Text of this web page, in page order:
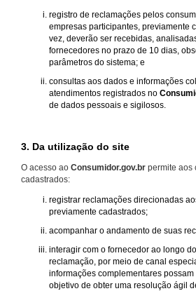
registro de reclamações pelos
empresas participantes, previamente
vez, deverão ser recebidas,
fornecedores no prazo de 10 dias,
parâmetros do sistema; e
consultas aos dados e informações
atendimentos registrados no
de dados pessoais e sigilosos.
3. Da utilização do site
O acesso ao Consumidor.gov.br permite aos
cadastrados:
registrar reclamações direcionadas
previamente cadastrados;
acompanhar o andamento de suas
interagir com o fornecedor ao longo
reclamação, por meio de canal
informações complementares
objetivo de obter uma resolução ágil